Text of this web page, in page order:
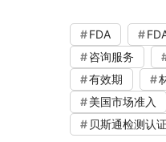
FDA
咨询服务
有效期
美国市场准入
贝斯通检测认证